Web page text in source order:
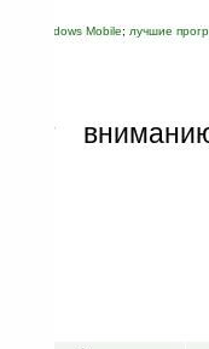
Windows Mobile; лучшие